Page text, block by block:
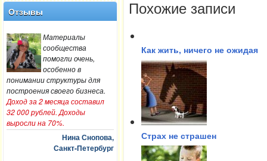
Отзывы
Материалы
сообщества
помогли очень,
особенно в
понимании структуры для
построения своего бизнеса.
Доход за 2 месяца составил
32 000 рублей. Доходы
выросли на 70%.
Нина Снопова,
Санкт-Петербург
Похожие записи
Как жить, ничего не ожидая
Страх не страшен